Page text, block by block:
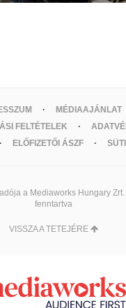
MÉDIAAJÁNLAT
FELTÉTELEK
ELŐFIZETŐI ÁSZF
a Mediaworks Hungary
fenntartva
VISSZA A TETEJÉRE